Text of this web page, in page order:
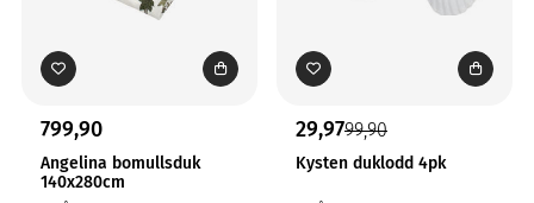
799,90
Angelina bomullsduk
140x280cm
29,9799,90
Kysten duklodd 4pk